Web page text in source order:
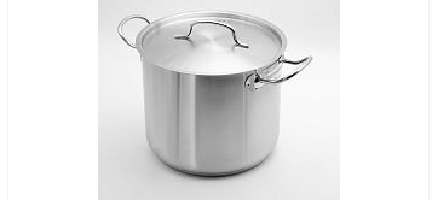
Купить в 1 клик К сравнению